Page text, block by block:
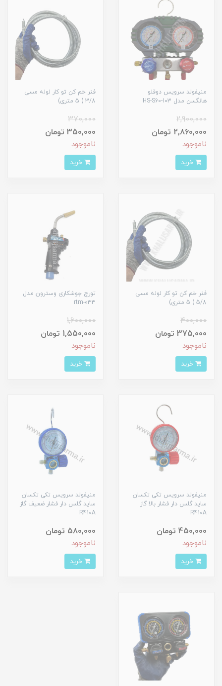
منیفولد سرویس دوقلو
هانگسن مدل HS-S60-103
2,900,000
2,860,000 تومان
ناموجود
فنر خم کن تو کار لوله مسی
3/8 ( 5 متری)
370,000
350,000 تومان
ناموجود
فنر خم کن تو کار لوله مسی
5/8 ( 5 متری)
400,000
375,000 تومان
ناموجود
تورچ جوشکاری وسترون مدل
rtm-033
1,600,000
1,550,000 تومان
ناموجود
منیفولد سرویس تکی تکسان
ساید گلس دار فشار بالا گاز
R410A
450,000 تومان
ناموجود
منیفولد سرویس تکی تکسان
ساید گلس دار فشار ضعیف گاز
R410A
580,000 تومان
ناموجود